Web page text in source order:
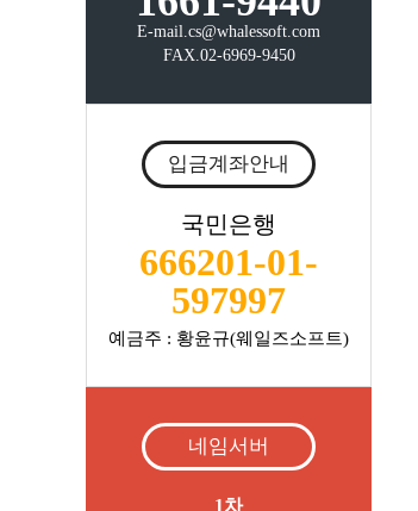
E-mail.cs@whalessoft.com
FAX.02-6969-9450
입금계좌안내
국민은행
666201-01-
597997
예금주 : 황윤규(웨일즈소프트)
네임서버
1차